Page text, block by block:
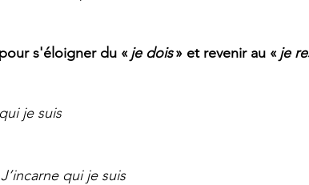
s'éloigner du « je dois » et revenir au « je
je suis
J’incarne qui je suis